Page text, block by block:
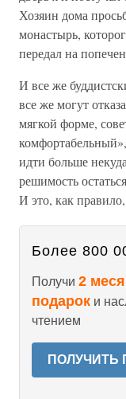
Хозяин дома
монастырь,
передал на
И все же
все же могут
мягкой форме,
идти больше
решимость
И это, как правило,
Более 800
Получи 2
подарок и
чтением
ПОЛУЧИТЬ